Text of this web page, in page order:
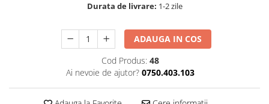
Lănțișoare cu Semilună
Lănțișoare cu Animale
Lănțișoare cu Pietre Naturale
Lănțișoare Argint Diverse
Durata de livrare: 1-2 zile
ADAUGA IN COS
Cod Produs: 48
Ai nevoie de ajutor? 0750.403.103